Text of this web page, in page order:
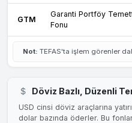
GTM
Garanti Portföy
Fonu
Not: TEFAS'ta işlem görenler
Döviz Bazlı, Düzenli
USD cinsi döviz araçlarına
dolar bazında öderler. Bu